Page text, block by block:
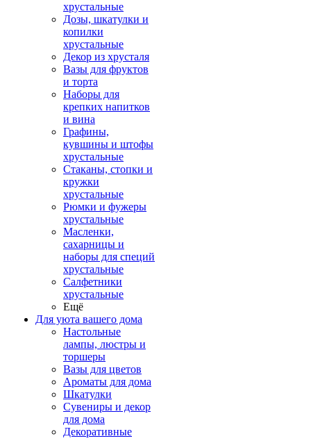
хрустальные
Дозы, шкатулки и
копилки
хрустальные
Декор из хрусталя
Вазы для фруктов
и торта
Наборы для
крепких напитков
и вина
Графины,
кувшины и штофы
хрустальные
Стаканы, стопки и
кружки
хрустальные
Рюмки и фужеры
хрустальные
Масленки,
сахарницы и
наборы для специй
хрустальные
Салфетники
хрустальные
Ещё
Для уюта вашего дома
Настольные
лампы, люстры и
торшеры
Вазы для цветов
Ароматы для дома
Шкатулки
Сувениры и декор
для дома
Декоративные